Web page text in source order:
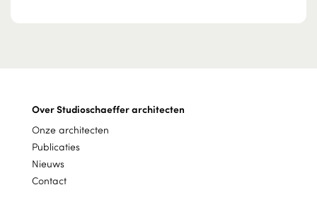
Over Studioschaeffer architecten
Onze architecten
Publicaties
Nieuws
Contact